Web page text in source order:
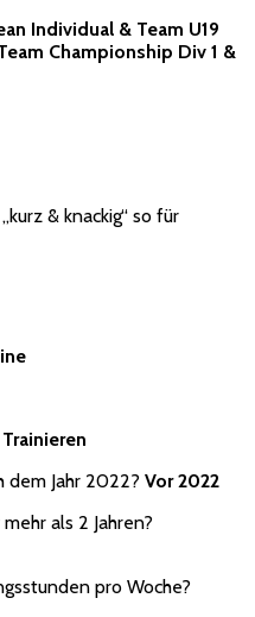
Individual & Team U19
Championship Div 1 &
& knackig“ so für
Trainieren
dem Jahr 2022? Vor 2022
als 2 Jahren?
pro Woche?